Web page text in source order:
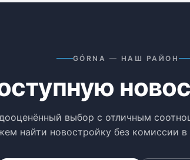
GÓRNA — НАШ РАЙОН
выбор с отличным
найти новостройку без комиссии в